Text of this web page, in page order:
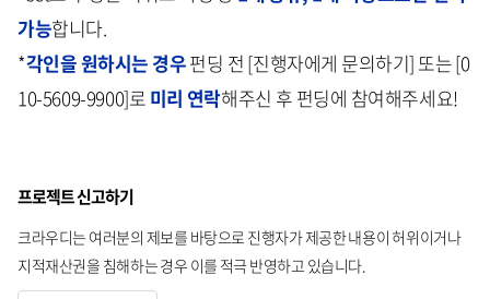
가능합니다.
*각인을 원하시는 경우펀딩 전 [진행자에게 문의하기] 또는 [0
10-5609-9900]로 미리 연락해주신 후 펀딩에 참여해주세요!
프로젝트 신고하기
크라우디는 여러분의 제보를 바탕으로 진행자가 제공한 내용이 허위이거나
지적재산권을 침해하는 경우 이를 적극 반영하고 있습니다.